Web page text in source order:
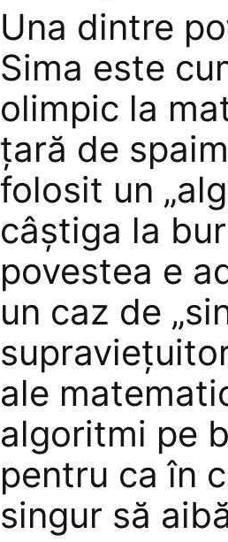
Una dintre
Sima este
olimpic la
ţară de
folosit un
câştiga la
povestea e
un caz de
ale
algoritmi pe
pentru ca în
singur să